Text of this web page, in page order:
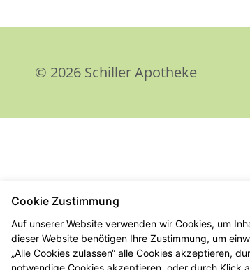
© 2026 Schiller Apotheke
Cookie Zustimmung
Auf unserer Website verwenden wir Cookies, um
dieser Website benötigen Ihre Zustimmung, um
„Alle Cookies zulassen“ alle Cookies akzeptieren,
notwendige Cookies akzeptieren, oder durch Klick